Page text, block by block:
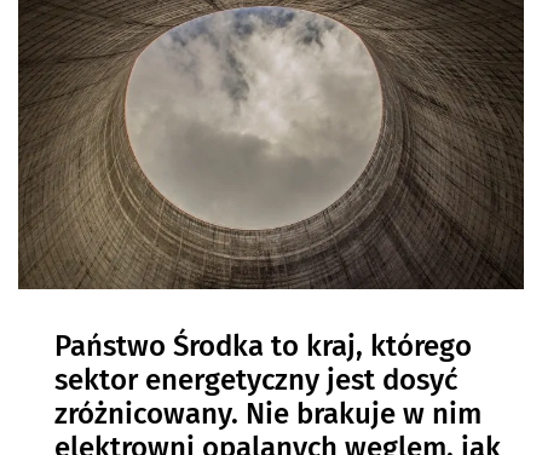
Państwo Środka to kraj, którego
sektor energetyczny jest dosyć
zróżnicowany. Nie brakuje w nim
elektrowni opalanych węglem, jak